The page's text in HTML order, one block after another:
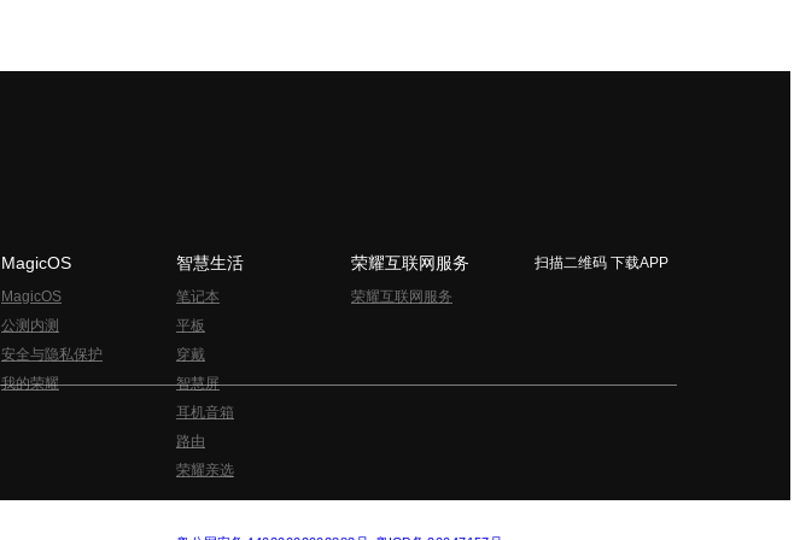
MagicOS
MagicOS
公测内测
安全与隐私保护
我的荣耀
智慧生活
笔记本
平板
穿戴
智慧屏
耳机音箱
路由
荣耀亲选
荣耀互联网服务
荣耀互联网服务
扫描二维码 下载APP